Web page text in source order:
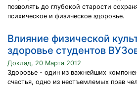
позволять до глубокой старости
психическое и физическое здоровье.
Влияние физической
здоровье студентов
Доклад, 20 Марта 2012
Здоровье - один из важнейших
счастья, одно из неотъемлемых прав